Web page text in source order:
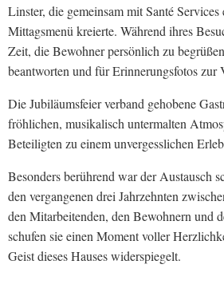
Linster, die gemeinsam mit Santé Services
Mittagsmenü kreierte. Während ihres
Zeit, die Bewohner persönlich zu
beantworten und für Erinnerungsfotos zur
Die Jubiläumsfeier verband gehobene
fröhlichen, musikalisch untermalten
Beteiligten zu einem unvergesslichen
Besonders berührend war der Austausch
den vergangenen drei Jahrzehnten
den Mitarbeitenden, den Bewohnern und
schufen sie einen Moment voller
Geist dieses Hauses widerspiegelt.